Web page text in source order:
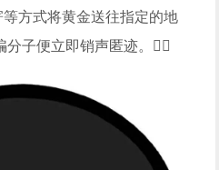
方式将黄金送往指定的地
分子便立即销声匿迹。